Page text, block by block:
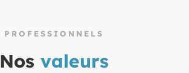
PROFESSIONNELS
Nos valeurs